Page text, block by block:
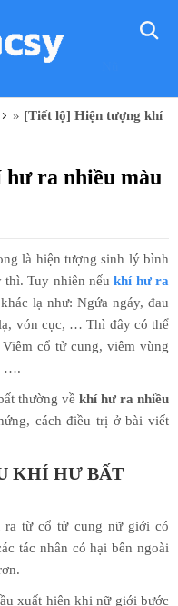
» [Tiết lộ] Hiện tượng khí
ra nhiều màu
là hiện tượng sinh lý bình
thì. Tuy nhiên nếukhí hư ra
lạ như: Ngứa ngáy, đau
vón cục, … Thì đây có thể
cổ tử cung, viêm vùng
….
thường về khí hư ra nhiều
cách điều trị ở bài viết
KHÍ HƯ BẤT
ra từ cổ tử cung nữ giới có
tác nhân có hại bên ngoài
xuất hiện khi nữ giới bước